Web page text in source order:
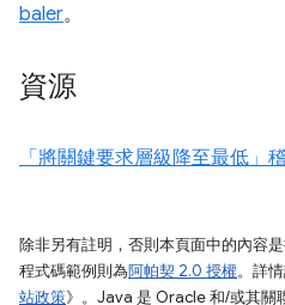
baler。
資源
「將關鍵要求層級降至最低」
除非另有註明，否則本頁面中的內容
程式碼範例則為阿帕契 2.0 授權。詳
站政策》。Java 是 Oracle 和/或其關